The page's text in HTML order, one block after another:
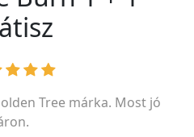
Tree márka. Most jó